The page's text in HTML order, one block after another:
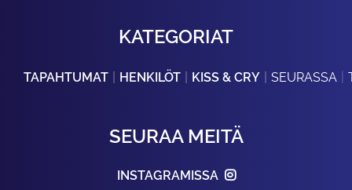
KATEGORIAT
TAPAHTUMAT HENKILÖT KISS & CRY SEURASSA
SEURAA MEITÄ
INSTAGRAMISSA